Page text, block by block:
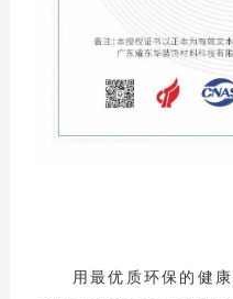
用最优质环保的健康